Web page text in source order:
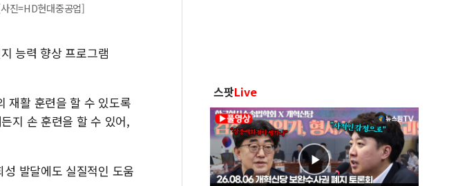
진=HD현대중공업]
능력 향상 프로그램
재활 훈련을 할 수 있도록
지 손 훈련을 할 수 있어,
발달에도 실질적인 도움
스팟Live